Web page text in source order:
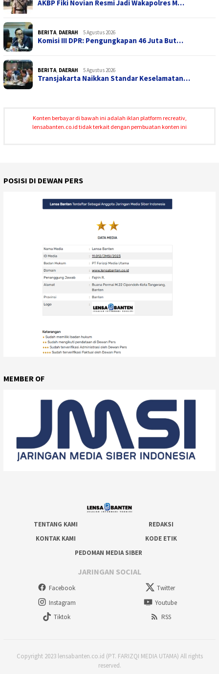
AKBP Fiki Novian Resmi Jadi Wakapolres M…
BERITA, DAERAH 5 Agustus 2026
Komisi III DPR: Pengungkapan 46 Juta But…
BERITA, DAERAH 5 Agustus 2026
Transjakarta Naikkan Standar Keselamatan…
Konten berbayar di bawah ini adalah iklan platform recreativ,
lensabanten.co.id tidak terkait dengan pembuatan konten ini
POSISI DI DEWAN PERS
MEMBER OF
TENTANG KAMI
REDAKSI
KONTAK KAMI
KODE ETIK
PEDOMAN MEDIA SIBER
JARINGAN SOCIAL
Facebook
Twitter
Instagram
Youtube
Tiktok
RSS
Copyright 2023 lensabanten.co.id (PT. FARIZQI MEDIA UTAMA) All rights
reserved.